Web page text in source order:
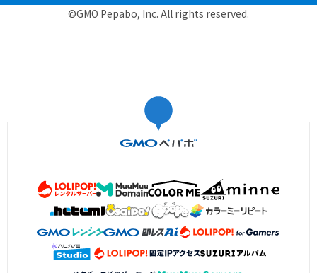
©GMO Pepabo, Inc. All rights reserved.